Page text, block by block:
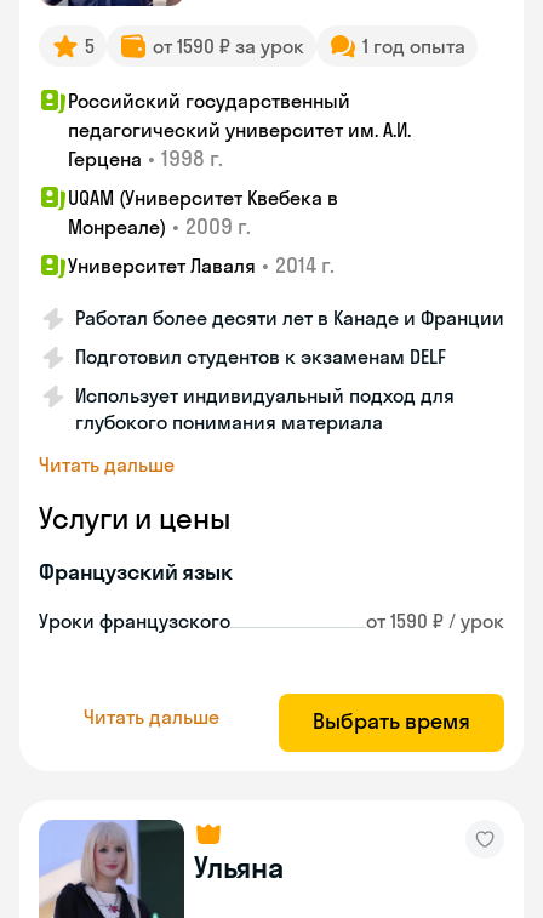
5 от 1590 ₽ за урок 1 год опыта
Российский государственный
педагогический университет им. А.И.
Герцена • 1998 г.
UQAM (Университет Квебека в
Монреале) • 2009 г.
Университет Лаваля • 2014 г.
Работал более десяти лет в Канаде и Франции
Подготовил студентов к экзаменам DELF
Использует индивидуальный подход для
глубокого понимания материала
Читать дальше
Услуги и цены
Французский язык
Уроки французского от 1590 ₽ / урок
Читать дальше Выбрать время
Ульяна